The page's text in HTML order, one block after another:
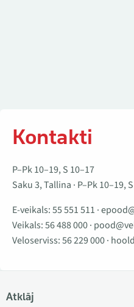
Kontakti
P–Pk 10–19, S 10–17
Saku 3, Tallina · P–Pk 10–19,
E-veikals:55 551 511 ·
Veikals:56 488 000·
Veloserviss:56 229 000·
Atklāj